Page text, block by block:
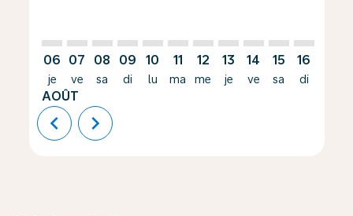
06
je
AOÛT
07
ve
08
sa
09
di
10
lu
11
ma
12
me
13
je
14
ve
15
sa
16
di
chevron_left chevron_right